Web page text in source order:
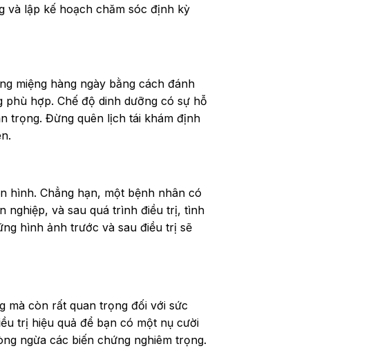
và lập kế hoạch chăm sóc định kỳ
miệng hàng ngày bằng cách đánh
hợp. Chế độ dinh dưỡng có sự hỗ
trọng. Đừng quên lịch tái khám định
hình. Chẳng hạn, một bệnh nhân có
nghiệp, và sau quá trình điều trị, tình
hình ảnh trước và sau điều trị sẽ
mà còn rất quan trọng đối với sức
trị hiệu quả để bạn có một nụ cười
ngừa các biến chứng nghiêm trọng.